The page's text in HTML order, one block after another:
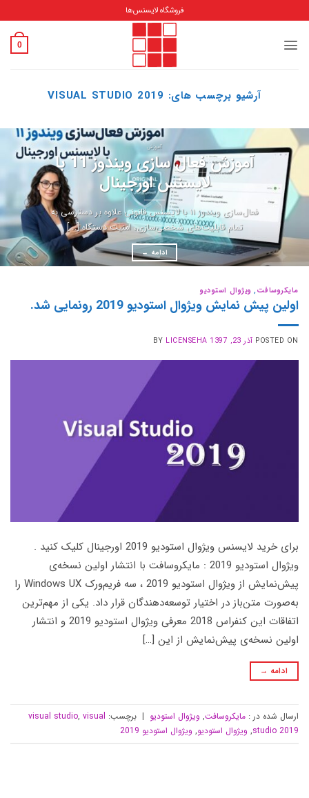
content
فروشگاه لایسنس‌ها
0
آرشیو برچسب های: VISUAL STUDIO 2019
آموزش
آموزش فعال سازی ویندوز 11 با
لایسنس اورجینال
فعال‌سازی ویندوز ۱۱ با لایسنس قانونی علاوه بر دسترسی به
تمام قابلیت‌های شخصی‌سازی، امنیت دستگاه [...]
ادامه→
مایکروسافت, ویژوال استودیو
اولین پیش نمایش ویژوال استودیو 2019 رونمایی شد.
POSTED ON آذر 23, 1397 BY LICENSEHA
برای خرید لایسنس ویژوال استودیو 2019 اورجینال کلیک کنید .
ویژوال استودیو 2019 : مایکروسافت با انتشار اولین نسخه‌ی
پیش‌نمایش از ویژوال استودیو 2019 ، سه فریم‌ورک Windows UX را
به‌صورت متن‌باز در اختیار توسعه‌دهندگان قرار داد. یکی از مهم‌ترین
اتفاقات این کنفراس 2018 معرفی ویژوال استودیو 2019 و انتشار
اولین نسخه‌ی پیش‌نمایش از این […]
ادامه →
ارسال شده در : مایکروسافت, ویژوال استودیو | برچسب: visual studio, visual
studio 2019
, ویژوال استودیو, ویژوال استودیو 2019